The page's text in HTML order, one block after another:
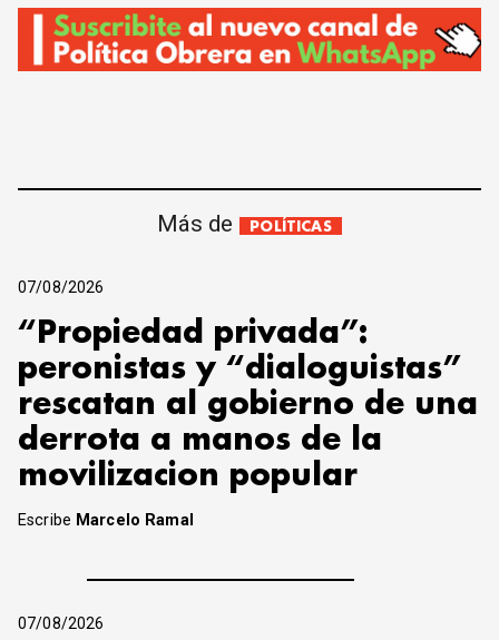
Más de POLÍTICAS
07/08/2026
“Propiedad privada”:
peronistas y “dialoguistas”
rescatan al gobierno de una
derrota a manos de la
movilizacion popular
Escribe Marcelo Ramal
07/08/2026